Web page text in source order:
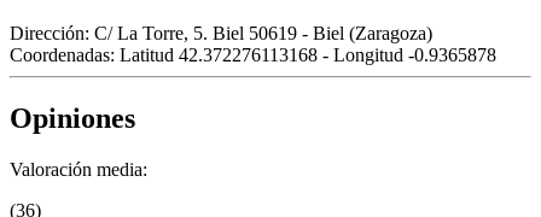
Dirección: C/ La Torre, 5. Biel 50619 - Biel (Zaragoza)
Coordenadas: Latitud 42.372276113168 - Longitud -0.9365878
Opiniones
Valoración media:
(36)